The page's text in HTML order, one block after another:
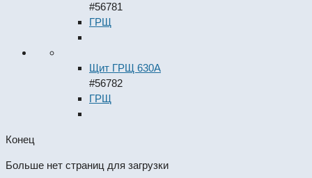
#56781
ГРЩ
Щит ГРЩ 630А
#56782
ГРЩ
Конец
Больше нет страниц для загрузки